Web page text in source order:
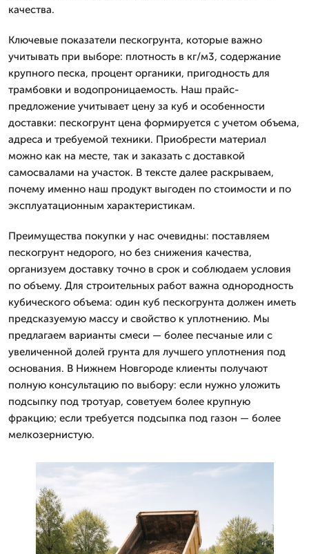
качества.
Ключевые показатели пескогрунта, которые важно
учитывать при выборе: плотность в кг/м3, содержание
крупного песка, процент органики, пригодность для
трамбовки и водопроницаемость. Наш прайс-
предложение учитывает цену за куб и особенности
доставки: пескогрунт цена формируется с учетом объема,
адреса и требуемой техники. Приобрести материал
можно как на месте, так и заказать с доставкой
самосвалами на участок. В тексте далее раскрываем,
почему именно наш продукт выгоден по стоимости и по
эксплуатационным характеристикам.
Преимущества покупки у нас очевидны: поставляем
пескогрунт недорого, но без снижения качества,
организуем доставку точно в срок и соблюдаем условия
по объему. Для строительных работ важна однородность
кубического объема: один куб пескогрунта должен иметь
предсказуемую массу и свойство к уплотнению. Мы
предлагаем варианты смеси — более песчаные или с
увеличенной долей грунта для лучшего уплотнения под
основания. В Нижнем Новгороде клиенты получают
полную консультацию по выбору: если нужно уложить
подсыпку под тротуар, советуем более крупную
фракцию; если требуется подсыпка под газон — более
мелкозернистую.